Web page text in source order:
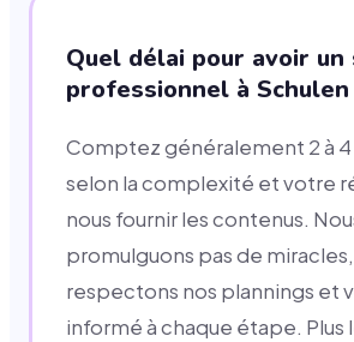
Quel délai pour avoir un
professionnel à Schulen
Comptez généralement 2 à 4
selon la complexité et votre
nous fournir les contenus.
promulguons pas de
respectons nos plannings et
informé à chaque étape. Plus